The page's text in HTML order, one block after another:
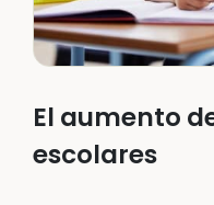
El aumento
escolares